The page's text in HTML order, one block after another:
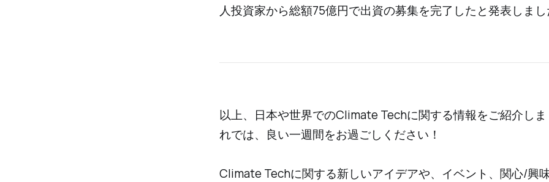
人投資家から総額75億円で出資の募集を完了したと発表しま
以上、日本や世界でのClimate Techに関する情報をご紹介し
れでは、良い一週間をお過ごしください！
Climate Techに関する新しいアイデアや、イベント、関心/興